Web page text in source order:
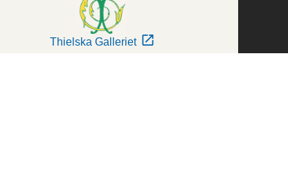
Thielska Galleriet